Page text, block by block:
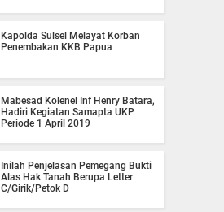
Kapolda Sulsel Melayat Korban
Penembakan KKB Papua
Mabesad Kolenel Inf Henry Batara,
Hadiri Kegiatan Samapta UKP
Periode 1 April 2019
Inilah Penjelasan Pemegang Bukti
Alas Hak Tanah Berupa Letter
C/Girik/Petok D